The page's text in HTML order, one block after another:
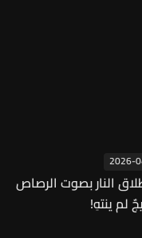
2026-
النار بصوت الرصاص
لم ينتهِ!